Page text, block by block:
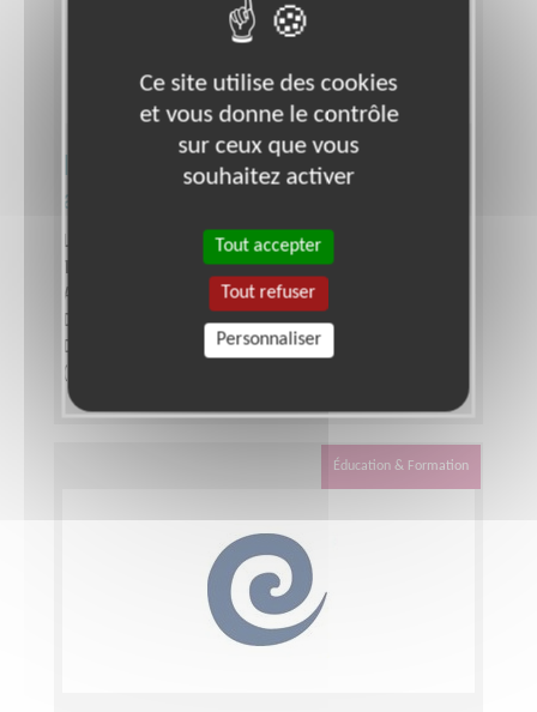
Intervenant en alphabétisation et
apprentissage du français (FLE)
Lieu :
ATHIS MONS (91200)
Alphabétisation, Français Langue Étrangère
Association :
ATHIS ALPHA
Date :
Tout le temps
Disponibilité demandée :1h30 ou 3 h par semaine
(le soir
Éducation & Formation
Ce site utilise des cookies
et vous donne le contrôle
sur ceux que vous
souhaitez activer
Tout accepter
Tout refuser
Personnaliser